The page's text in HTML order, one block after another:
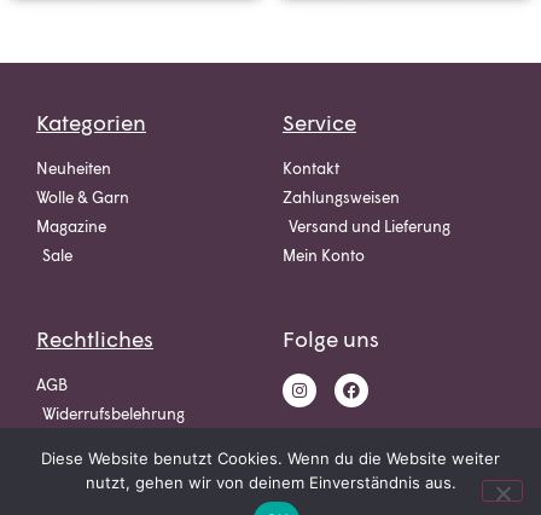
Kategorien
Neuheiten
Wolle & Garn
Magazine
Sale
Service
Kontakt
Zahlungsweisen
Versand und Lieferung
Mein Konto
Rechtliches
AGB
Widerrufsbelehrung
Folge uns
Diese Website benutzt Cookies. Wenn du die Website weiter
nutzt, gehen wir von deinem Einverständnis aus.